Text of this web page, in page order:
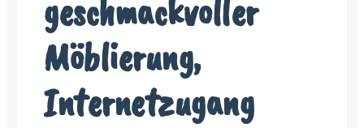
geschmackvoller
Möblierung,
Internetzugang